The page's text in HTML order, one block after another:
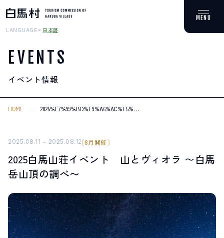
MOUNTAIN & TREKKING
登山・トレッキング
スキー場
HOT SPRING
温泉
SPOTS
スポット紹介
LANGUAGE 日本語
EVENTS
イベント情報
HOME
2025.08.11 ~ 2025.08.12 8月開催
2025白馬山荘イベント 山とヴィオラ 〜白馬
岳山頂の調べ〜